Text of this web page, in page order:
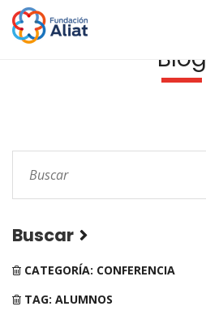
Blog
Buscar
CATEGORÍA: CONFERENCIA
TAG: ALUMNOS